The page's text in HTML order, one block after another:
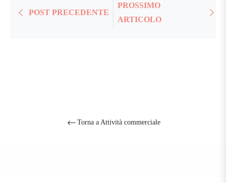
POST PRECEDENTE
PROSSIMO
ARTICOLO
Torna a Attività commerciale